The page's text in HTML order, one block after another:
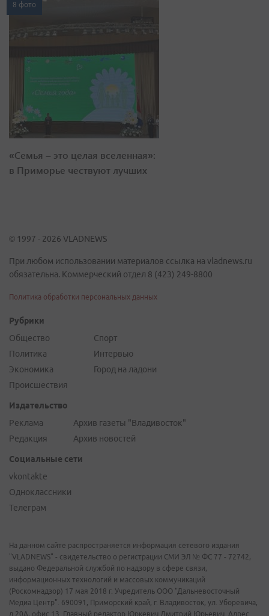
8 фото
«Семья – это целая вселенная»:
в Приморье чествуют лучших
© 1997 - 2026 VLADNEWS
При любом использовании материалов ссылка на vladnews.ru
обязательна. Коммерческий отдел 8 (423) 249-8800
Политика обработки персональных данных
Рубрики
Общество
Политика
Экономика
Происшествия
Спорт
Интервью
Город на ладони
Издательство
Реклама
Редакция
Архив газеты "Владивосток"
Архив новостей
Социальные сети
vkontakte
Одноклассники
Телеграм
На данном сайте распространяется информация сетевого издания
"VLADNEWS" - свидетельство о регистрации СМИ ЭЛ № ФС 77 - 72742,
выдано Федеральной службой по надзору в сфере связи,
информационных технологий и массовых коммуникаций
(Роскомнадзор) 17 мая 2018 г. Учредитель ООО "Дальневосточный
Медиа Центр". 690091, Приморский край, г. Владивосток, ул. Уборевича,
д.20А, офис 13. Главный редактор Юркевич Дмитрий Юрьевич. Адрес